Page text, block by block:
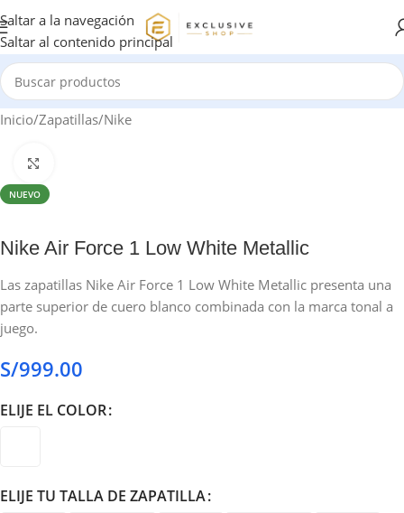
Saltar a la navegación
Saltar al contenido principal
Inicio/Zapatillas/Nike
NUEVO
Nike Air Force 1 Low White Metallic
Las zapatillas Nike Air Force 1 Low White Metallic presenta una
parte superior de cuero blanco combinada con la marca tonal a
juego.
S/999.00
ELIJE EL COLOR
ELIJE TU TALLA DE ZAPATILLA